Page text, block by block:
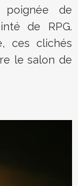
de
de RPG.
ces clichés
le salon de